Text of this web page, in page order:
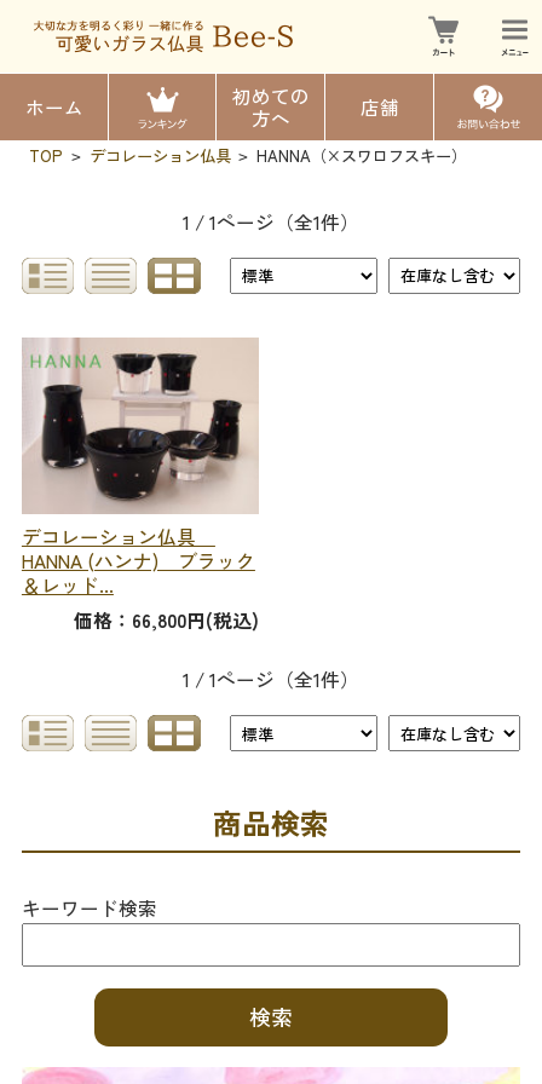
ホーム
初めての
方へ
店舗
TOP > デコレーション仏具 > HANNA（×スワロフスキー）
1 / 1ページ （全1件）
デコレーション仏具
HANNA (ハンナ) ブラック
＆レッド...
価格：66,800円(税込)
1 / 1ページ （全1件）
商品検索
キーワード検索